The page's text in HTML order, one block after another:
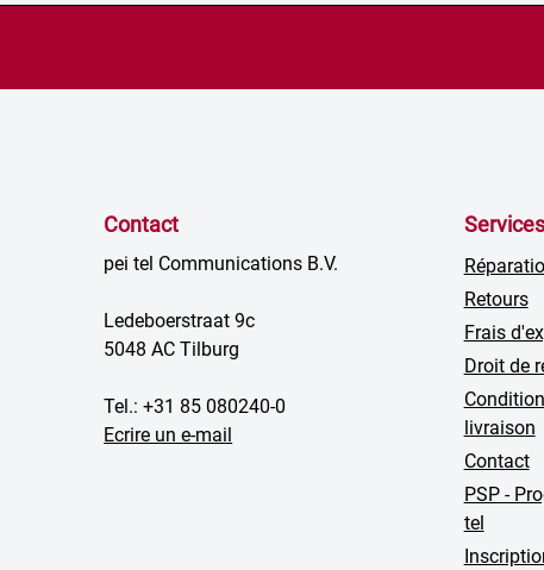
Contact
pei tel Communications B.V.
Ledeboerstraat 9c
5048 AC Tilburg
Tel.: +31 85 080240-0
Ecrire un e-mail
Services
Retours
Frais
Droit de
livraison
Contact
PSP -
tel